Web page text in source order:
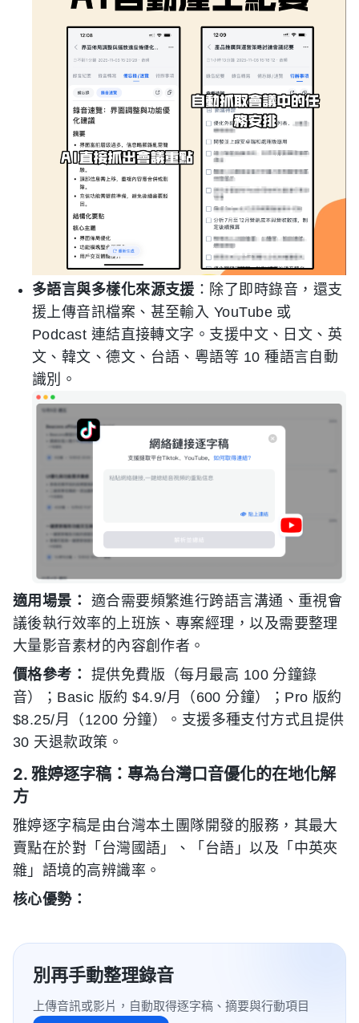
多語言與多樣化來源支援 ：除了即時錄音，還支
援上傳音訊檔案、甚至輸入 YouTube 或
Podcast 連結直接轉文字。支援中文、日文、英
文、韓文、德文、台語、粵語等 10 種語言自動
識別。
適用場景：
適合需要頻繁進行跨語言溝通、重視會
議後執行效率的上班族、專案經理，以及需要整理
大量影音素材的內容創作者。
價格參考：
提供免費版（每月最高 100 分鐘錄
音）；Basic 版約 $4.9/月（600 分鐘）；Pro 版約
$8.25/月（1200 分鐘）。支援多種支付方式且提供
30 天退款政策。
2. 雅婷逐字稿：專為台灣口音優化的在地化解
方
雅婷逐字稿是由台灣本土團隊開發的服務，其最大
賣點在於對「台灣國語」、「台語」以及「中英夾
雜」語境的高辨識率。
核心優勢：
別再手動整理錄音
上傳音訊或影片，自動取得逐字稿、摘要與行動項目